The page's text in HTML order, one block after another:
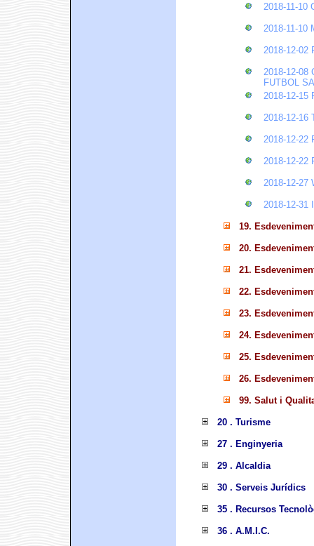
2018-11-10
2018-11-10
2018-12-02
2018-12-08
FUTBOL
2018-12-15
2018-12-16
2018-12-22
2018-12-22
2018-12-27
2018-12-31
19.
20.
21.
22.
23.
24.
25.
26.
99. Salut i
20 . Turisme
27 . Enginyeria
29 . Alcaldia
30 . Serveis Jurídics
35 . Recursos
36 . A.M.I.C.